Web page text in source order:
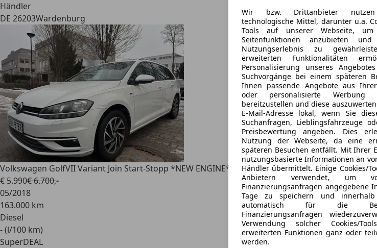
Händler
DE 26203Wardenburg
Volkswagen GolfVII Variant Join Start-Stopp *NEW ENGINE*
€ 5.990€ 6.700,-
05/2018
163.000 km
Diesel
- (l/100 km)
SuperDEAL
Wir bzw. Drittanbieter nutzen
technologische Mittel, darunter u.a.
Tools auf unserer Webseite,
Seitenfunktionen anzubieten
Nutzungserlebnis zu
erweiterten Funktionalitäten
Personalisierung unseres
Suchvorgänge bei einem späteren
Ihnen passende Angebote aus
oder personalisierte Werbung
bereitzustellen und diese
E-Mail-Adresse lokal, wenn Sie
Suchanfragen, Lieblingsfahrzeuge
Preisbewertung angeben. Dies
Nutzung der Webseite, da eine
späteren Besuchen entfällt. Mit Ihrer
nutzungsbasierte Informationen an
Händler übermittelt. Einige Cookies/
Anbietern verwendet, um
Finanzierungsanfragen angegebene
Tage zu speichern und innerhalb
automatisch für die
Finanzierungsanfragen
Verwendung solcher Cookies/
erweiterten Funktionen ganz oder
werden.